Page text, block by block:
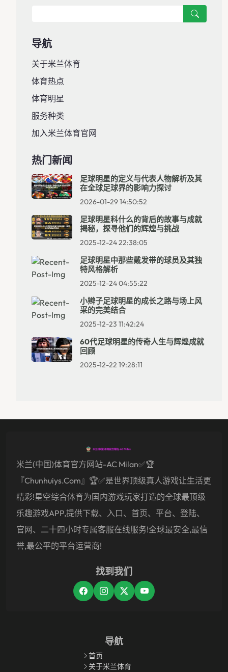
导航
关于米兰体育
体育热点
体育明星
服务种类
加入米兰体育官网
热门新闻
足球明星的定义与代表人物解析及其
在全球足球界的影响力探讨
2026-01-29 14:50:52
足球明星科什么的背后的故事与成就
揭秘，探寻他们的辉煌与挑战
2025-12-24 22:38:05
足球明星中那些戴发带的球员及其独
特风格解析
2025-12-24 04:55:22
小辫子足球明星的成长之路与场上风
采的完美结合
2025-12-23 11:42:24
60代足球明星的传奇人生与辉煌成就
回顾
2025-12-22 19:28:11
米兰(中国)体育官方网站-AC Milan✅🏆
『chunhuiys.com』🏆✅是世界顶级真人游戏让生活更
精彩!星空综合体育为国内游戏玩家打造的全球最顶级
乐趣游戏APP,提供下载、入口、首页、平台、登陆、
官网、二十四小时专属客服在线服务!全球最安全,最信
誉,最公平的平台运营商!
找到我们
导航
首页
关于米兰体育